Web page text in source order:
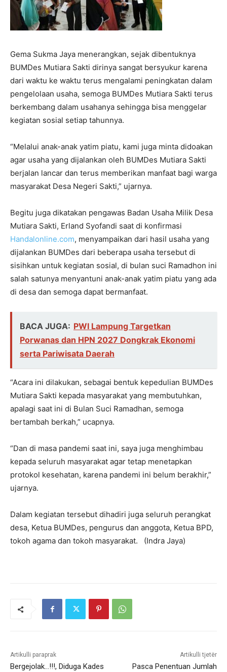
Gema Sukma Jaya menerangkan, sejak dibentuknya
BUMDes Mutiara Sakti dirinya sangat bersyukur karena
dari waktu ke waktu terus mengalami peningkatan dalam
pengelolaan usaha, semoga BUMDes Mutiara Sakti terus
berkembang dalam usahanya sehingga bisa menggelar
kegiatan sosial setiap tahunnya.
“Melalui anak-anak yatim piatu, kami juga minta didoakan
agar usaha yang dijalankan oleh BUMDes Mutiara Sakti
berjalan lancar dan terus memberikan manfaat bagi warga
masyarakat Desa Negeri Sakti,” ujarnya.
Begitu juga dikatakan pengawas Badan Usaha Milik Desa
Mutiara Sakti, Erland Syofandi saat di konfirmasi
Handalonline.com, menyampaikan dari hasil usaha yang
dijalankan BUMDes dari beberapa usaha tersebut di
sisihkan untuk kegiatan sosial, di bulan suci Ramadhon ini
salah satunya menyantuni anak-anak yatim piatu yang ada
di desa dan semoga dapat bermanfaat.
BACA JUGA: PWI Lampung Targetkan
Porwanas dan HPN 2027 Dongkrak Ekonomi
serta Pariwisata Daerah
“Acara ini dilakukan, sebagai bentuk kepedulian BUMDes
Mutiara Sakti kepada masyarakat yang membutuhkan,
apalagi saat ini di Bulan Suci Ramadhan, semoga
bertambah berkah,” ucapnya.
“Dan di masa pandemi saat ini, saya juga menghimbau
kepada seluruh masyarakat agar tetap menetapkan
protokol kesehatan, karena pandemi ini belum berakhir,”
ujarnya.
Dalam kegiatan tersebut dihadiri juga seluruh perangkat
desa, Ketua BUMDes, pengurus dan anggota, Ketua BPD,
tokoh agama dan tokoh masyarakat. (Indra Jaya)
Artikulli paraprak
Bergejolak…!!!, Diduga Kades
Artikulli tjetër
Pasca Penentuan Jumlah